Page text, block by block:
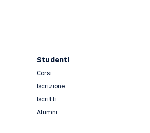
Studenti
Corsi
Iscrizione
Iscritti
Alumni